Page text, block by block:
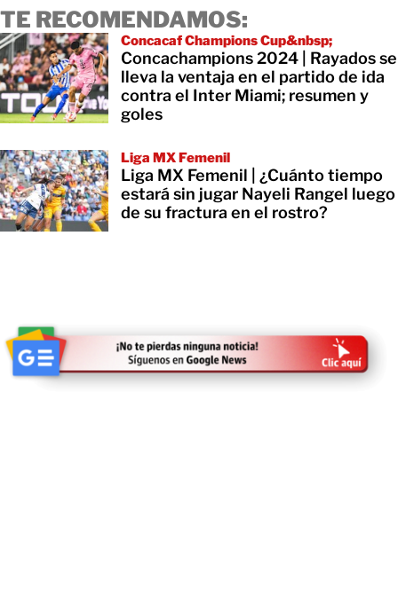
TE RECOMENDAMOS:
Concacaf Champions Cup&nbsp;
Concachampions 2024 | Rayados se
lleva la ventaja en el partido de ida
contra el Inter Miami; resumen y
goles
Liga MX Femenil
Liga MX Femenil | ¿Cuánto tiempo
estará sin jugar Nayeli Rangel luego
de su fractura en el rostro?